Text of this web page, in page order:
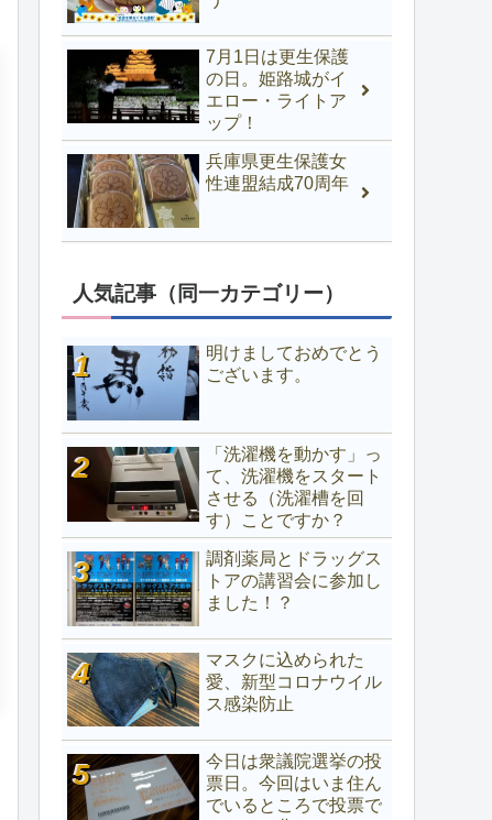
7月1日は更生保護
の日。姫路城がイ
エロー・ライトア
ップ！
兵庫県更生保護女
性連盟結成70周年
人気記事（同一カテゴリー）
明けましておめでとう
ございます。
「洗濯機を動かす」っ
て、洗濯機をスタート
させる（洗濯槽を回
す）ことですか？
調剤薬局とドラッグス
トアの講習会に参加し
ました！？
マスクに込められた
愛、新型コロナウイル
ス感染防止
今日は衆議院選挙の投
票日。今回はいま住ん
でいるところで投票で